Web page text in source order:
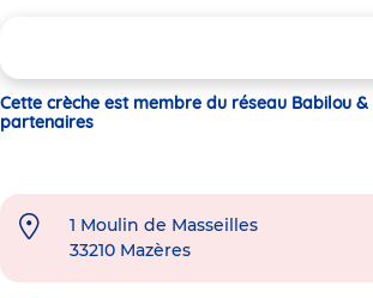
Cette crèche est membre du réseau Babilou &
partenaires
1 Moulin de Masseilles
33210 Mazères